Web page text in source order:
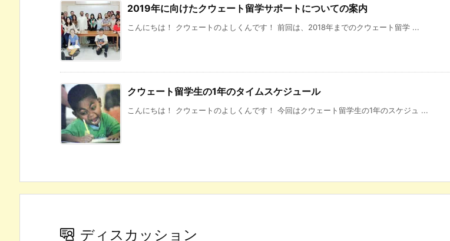
2019年に向けたクウェート留学サポートについての案内
こんにちは！ クウェートのよしくんです！ 前回は、2018年までのクウェート留学 ...
クウェート留学生の1年のタイムスケジュール
こんにちは！ クウェートのよしくんです！ 今回はクウェート留学生の1年のスケジュ ...
ディスカッション